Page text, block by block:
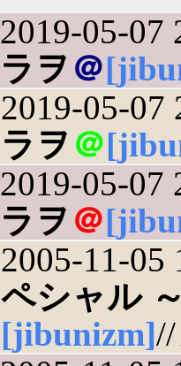
2019-05-07
ラヲ ＠
2019-05-07
ラヲ ＠
2019-05-07
ラヲ ＠
2005-11-05
ペシャル
[jibunizm]